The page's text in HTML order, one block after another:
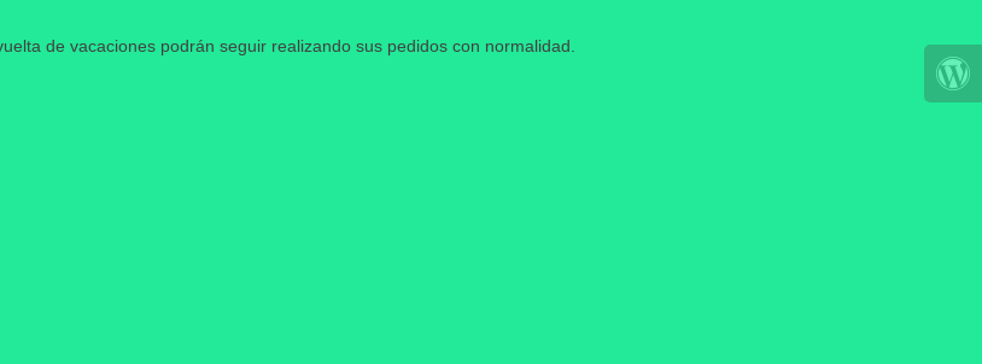
de vacaciones podrán seguir realizando sus pedidos con normalidad.